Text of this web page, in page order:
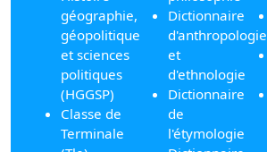
géographie,
géopolitique
et sciences
politiques
(HGGSP)
Classe de
Terminale
Dictionnaire
d'anthropologie
et
d'ethnologie
Dictionnaire
de
l'étymologie